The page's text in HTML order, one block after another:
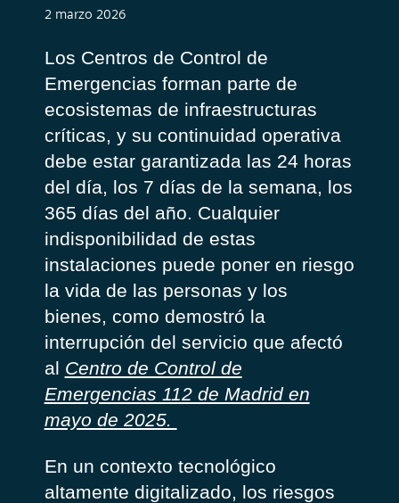
2 marzo 2026
Los Centros de Control de
Emergencias forman parte de
ecosistemas de infraestructuras
críticas, y su continuidad operativa
debe estar garantizada las 24 horas
del día, los 7 días de la semana, los
365 días del año. Cualquier
indisponibilidad de estas
instalaciones puede poner en riesgo
la vida de las personas y los
bienes, como demostró la
interrupción del servicio que afectó
al Centro de Control de
Emergencias 112 de Madrid en
mayo de 2025.
En un contexto tecnológico
altamente digitalizado, los riesgos